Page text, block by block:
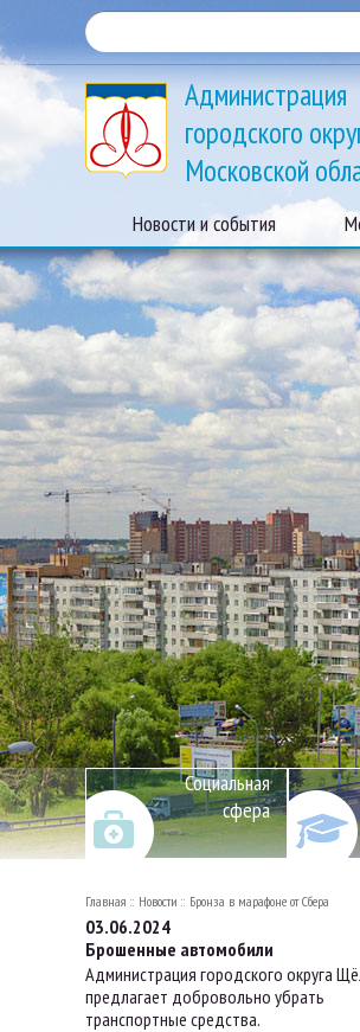
Администрация
городского
Московской
Новости и события
Социальная
сфера
Главная Новости Бронза в марафоне от Сбера
03.06.2024
Брошенные автомобили
Администрация городского округа
предлагает добровольно убрать
транспортные средства.